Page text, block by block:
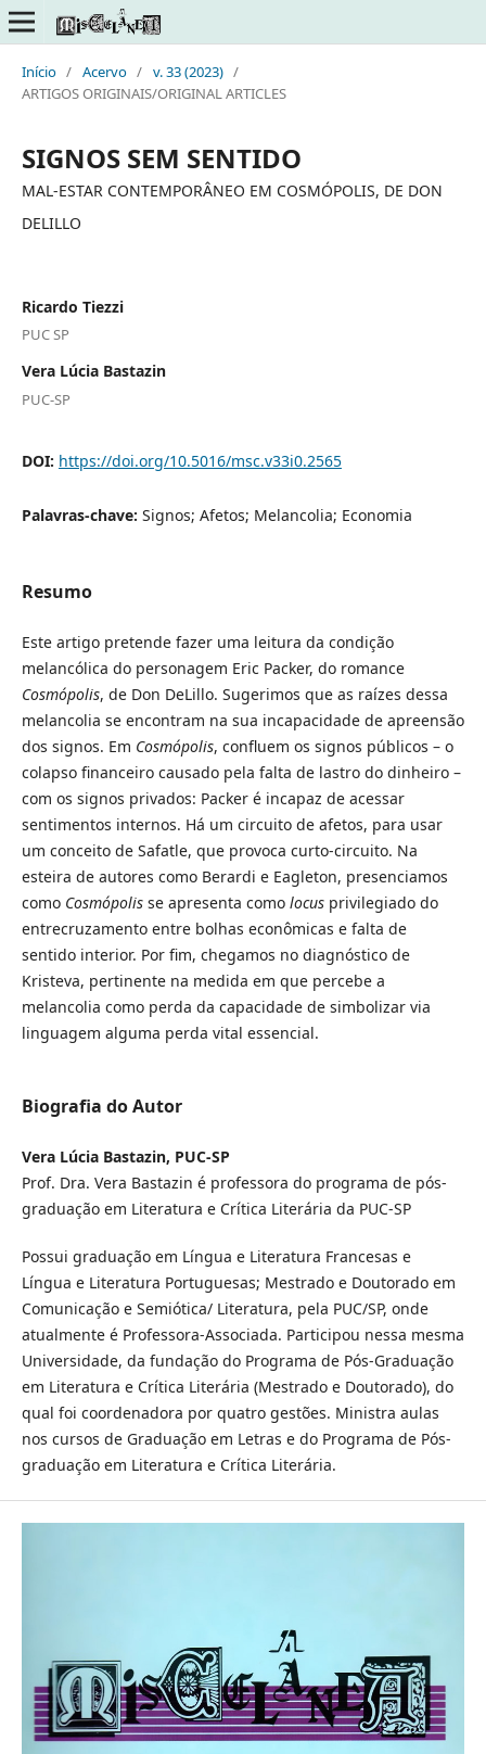
Início / Acervo / v. 33 (2023) /
ARTIGOS ORIGINAIS/ORIGINAL ARTICLES
SIGNOS SEM SENTIDO
MAL-ESTAR CONTEMPORÂNEO EM COSMÓPOLIS, DE DON
DELILLO
Ricardo Tiezzi
PUC SP
Vera Lúcia Bastazin
PUC-SP
DOI: https://doi.org/10.5016/msc.v33i0.2565
Palavras-chave: Signos; Afetos; Melancolia; Economia
Resumo
Este artigo pretende fazer uma leitura da condição
melancólica do personagem Eric Packer, do romance
Cosmópolis, de Don DeLillo. Sugerimos que as raízes dessa
melancolia se encontram na sua incapacidade de apreensão
dos signos. Em Cosmópolis, confluem os signos públicos – o
colapso financeiro causado pela falta de lastro do dinheiro –
com os signos privados: Packer é incapaz de acessar
sentimentos internos. Há um circuito de afetos, para usar
um conceito de Safatle, que provoca curto-circuito. Na
esteira de autores como Berardi e Eagleton, presenciamos
como Cosmópolisse apresenta como locusprivilegiado do
entrecruzamento entre bolhas econômicas e falta de
sentido interior. Por fim, chegamos no diagnóstico de
Kristeva, pertinente na medida em que percebe a
melancolia como perda da capacidade de simbolizar via
linguagem alguma perda vital essencial.
Biografia do Autor
Vera Lúcia Bastazin, PUC-SP
Prof. Dra. Vera Bastazin é professora do programa de pós-
graduação em Literatura e Crítica Literária da PUC-SP
Possui graduação em Língua e Literatura Francesas e
Língua e Literatura Portuguesas; Mestrado e Doutorado em
Comunicação e Semiótica/ Literatura, pela PUC/SP, onde
atualmente é Professora-Associada. Participou nessa mesma
Universidade, da fundação do Programa de Pós-Graduação
em Literatura e Crítica Literária (Mestrado e Doutorado), do
qual foi coordenadora por quatro gestões. Ministra aulas
nos cursos de Graduação em Letras e do Programa de Pós-
graduação em Literatura e Crítica Literária.